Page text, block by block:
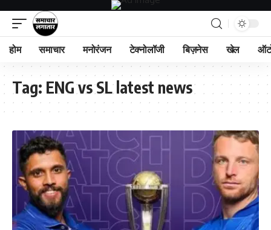
होम समाचार मनोरंजन टेक्नोलॉजी बिज़नेस खेल
Tag: ENG vs SL latest news